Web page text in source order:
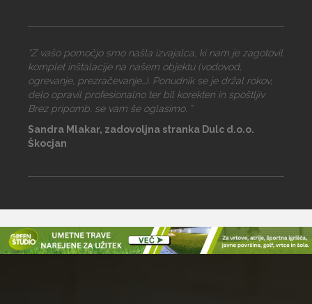
“Z vašo pomočjo smo našla izvajalca, ki nam je zagotovil
komplet inštalacije na našem objektu (vodovod,
ogrevanje, prezračevanje…). Ponudnik se je držal rokov,
delo opravil profesionalno ter bil korekten in spoštljiv.
Brez pripomb, se vam še oglasimo. ”
Sandra Mlakar, zadovoljna stranka Dulc d.o.o.
Škocjan